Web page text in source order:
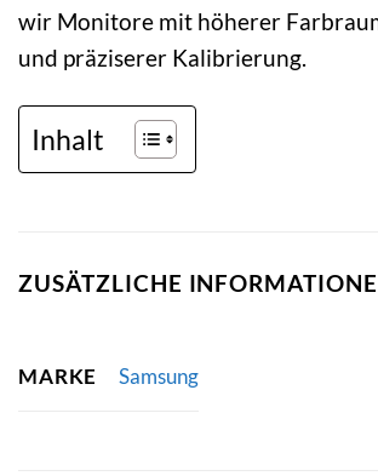
wir Monitore mit höherer
und präziserer Kalibrierung.
Inhalt
ZUSÄTZLICHE
MARKE Samsung